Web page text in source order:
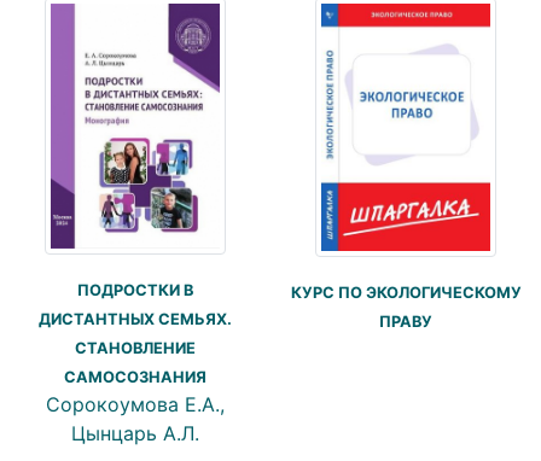
ПОДРОСТКИ В
ДИСТАНТНЫХ СЕМЬЯХ.
СТАНОВЛЕНИЕ
САМОСОЗНАНИЯ
Сорокоумова Е.А.,
Цынцарь А.Л.
КУРС ПО ЭКОЛОГИЧЕСКОМУ
ПРАВУ